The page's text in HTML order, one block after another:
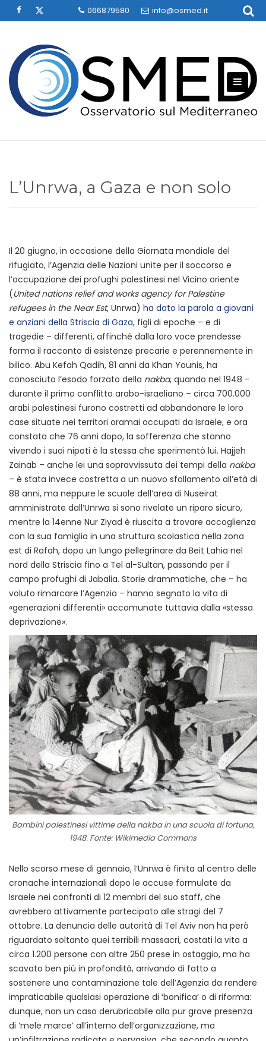
to
066879580 info@osmed.it
L’Unrwa, a Gaza e non solo
Il 20 giugno, in occasione della Giornata mondiale del
rifugiato, l’Agenzia delle Nazioni unite per il soccorso e
l’occupazione dei profughi palestinesi nel Vicino oriente
(United nations relief and works agency for Palestine
refugees in the Near Est, Unrwa) ha dato la parola a giovani
e anziani della Striscia di Gaza, figli di epoche – e di
tragedie – differenti, affinché dalla loro voce prendesse
forma il racconto di esistenze precarie e perennemente in
bilico. Abu Kefah Qadih, 81 anni da Khan Younis, ha
conosciuto l’esodo forzato della nakba, quando nel 1948 –
durante il primo conflitto arabo-israeliano – circa 700.000
arabi palestinesi furono costretti ad abbandonare le loro
case situate nei territori oramai occupati da Israele, e ora
constata che 76 anni dopo, la sofferenza che stanno
vivendo i suoi nipoti è la stessa che sperimentò lui. Hajjeh
Zainab – anche lei una sopravvissuta dei tempi della nakba
– è stata invece costretta a un nuovo sfollamento all’età di
88 anni, ma neppure le scuole dell’area di Nuseirat
amministrate dall’Unrwa si sono rivelate un riparo sicuro,
mentre la 14enne Nur Ziyad è riuscita a trovare accoglienza
con la sua famiglia in una struttura scolastica nella zona
est di Rafah, dopo un lungo pellegrinare da Beit Lahia nel
nord della Striscia fino a Tel al-Sultan, passando per il
campo profughi di Jabalia. Storie drammatiche, che – ha
voluto rimarcare l’Agenzia – hanno segnato la vita di
«generazioni differenti» accomunate tuttavia dalla «stessa
deprivazione».
Bambini palestinesi vittime della nakba in una scuola di fortuna,
1948. Fonte: Wikimedia Commons
Nello scorso mese di gennaio, l’Unrwa è finita al centro delle
cronache internazionali dopo le accuse formulate da
Israele nei confronti di 12 membri del suo staff, che
avrebbero attivamente partecipato alle stragi del 7
ottobre. La denuncia delle autorità di Tel Aviv non ha però
riguardato soltanto quei terribili massacri, costati la vita a
circa 1.200 persone con altre 250 prese in ostaggio, ma ha
scavato ben più in profondità, arrivando di fatto a
sostenere una contaminazione tale dell’Agenzia da rendere
impraticabile qualsiasi operazione di ‘bonifica’ o di riforma:
dunque, non un caso derubricabile alla pur grave presenza
di ‘mele marce’ all’interno dell’organizzazione, ma